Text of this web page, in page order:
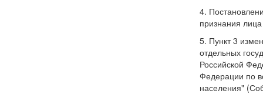
4.
признания
5. Пункт 3
отдельных
Российской
Федерации по
населения"